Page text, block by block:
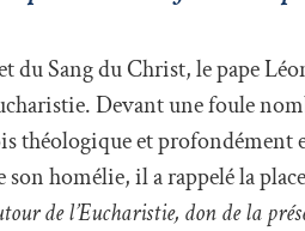
Sang du Christ, le pape
Devant une foule
théologique et profondément
son homélie, il a rappelé la
de l’Eucharistie, don de la